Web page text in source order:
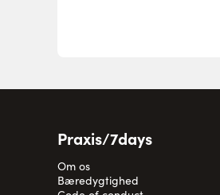
Praxis/7days
Om os
Bæredygtighed